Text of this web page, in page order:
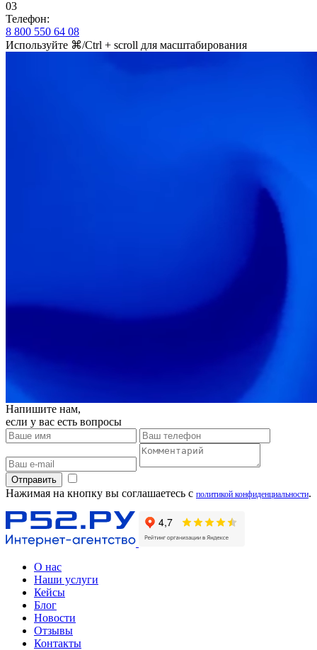
03
Телефон:
8 800 550 64 08
Используйте ⌘/Ctrl + scroll для масштабирования
Напишите нам,
если у вас есть вопросы
Отправить
Нажимая на кнопку вы соглашаетесь с политикой конфиденциальности.
О нас
Наши услуги
Кейсы
Блог
Новости
Отзывы
Контакты